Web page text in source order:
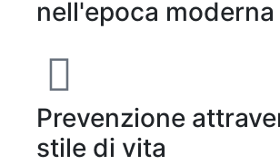
nell'epoca moderna
Prevenzione
stile di vita